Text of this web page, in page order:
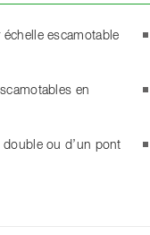
escamotable
en
double ou d’un pont